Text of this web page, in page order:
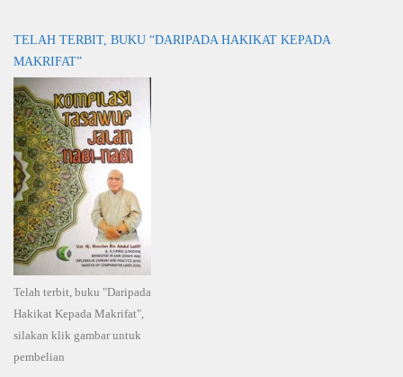
TELAH TERBIT, BUKU “DARIPADA HAKIKAT KEPADA
MAKRIFAT”
Telah terbit, buku "Daripada
Hakikat Kepada Makrifat",
silakan klik gambar untuk
pembelian